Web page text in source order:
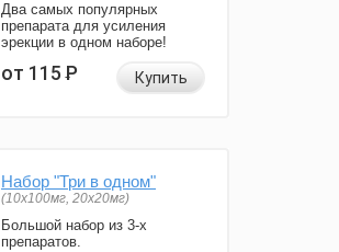
Два самых популярных
препарата для усиления
эрекции в одном наборе!
от 115Р Купить
Набор "Три в одном"
(10x100мг, 20x20мг)
Большой набор из 3-х
препаратов.